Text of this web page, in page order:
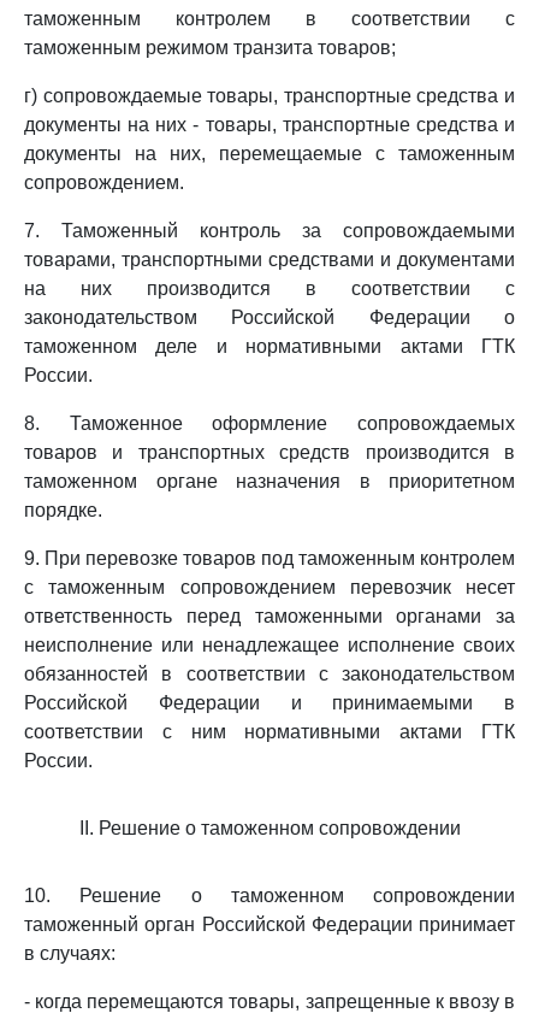
таможенным контролем в соответствии с
таможенным режимом транзита товаров;
г) сопровождаемые товары, транспортные средства и
документы на них - товары, транспортные средства и
документы на них, перемещаемые с таможенным
сопровождением.
7. Таможенный контроль за сопровождаемыми
товарами, транспортными средствами и документами
на них производится в соответствии с
законодательством Российской Федерации о
таможенном деле и нормативными актами ГТК
России.
8. Таможенное оформление сопровождаемых
товаров и транспортных средств производится в
таможенном органе назначения в приоритетном
порядке.
9. При перевозке товаров под таможенным контролем
с таможенным сопровождением перевозчик несет
ответственность перед таможенными органами за
неисполнение или ненадлежащее исполнение своих
обязанностей в соответствии с законодательством
Российской Федерации и принимаемыми в
соответствии с ним нормативными актами ГТК
России.
II. Решение о таможенном сопровождении
10. Решение о таможенном сопровождении
таможенный орган Российской Федерации принимает
в случаях:
- когда перемещаются товары, запрещенные к ввозу в